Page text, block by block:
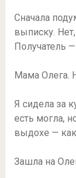
Сначала
выписку.
Получатель —
Мама Олега.
Я сидела за
есть могла,
выдохе — как
Зашла на